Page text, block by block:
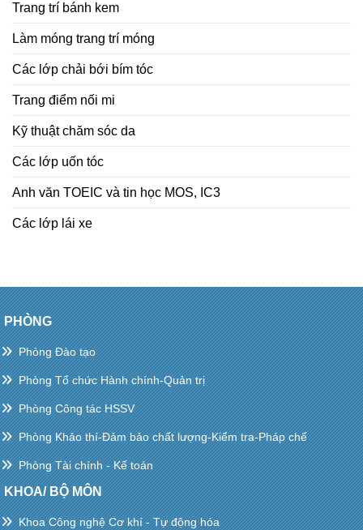
Trang trí bánh kem
Làm móng trang trí móng
Các lớp chải bới bím tóc
Trang điểm nối mi
Kỹ thuật chăm sóc da
Các lớp uốn tóc
Anh văn TOEIC và tin học MOS, IC3
Các lớp lái xe
PHÒNG
Phòng Đào tạo
Phòng Tổ chức Hành chính-Quản trị
Phòng Công tác HSSV
Phòng Khảo thí-Đảm bảo chất lượng-Kiểm tra-Pháp chế
Phòng Tài chính - Kế toán
KHOA/ BỘ MÔN
Khoa Công nghệ Cơ khí - Tự động hóa